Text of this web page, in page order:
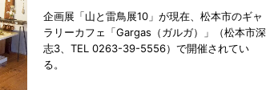
企画展「山と雷鳥展10」が現在、松本市のギャ
ラリーカフェ「Gargas（ガルガ）」（松本市深
志3、TEL 0263-39-5556）で開催されてい
る。